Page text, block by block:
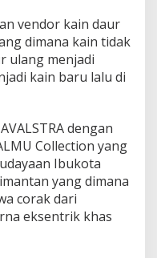
vendor kain daur
dimana kain tidak
ulang menjadi
kain baru lalu di
dengan
Collection yang
Ibukota
yang dimana
corak dari
eksentrik khas